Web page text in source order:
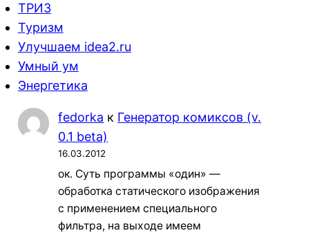
ТРИЗ
Туризм
Улучшаем idea2.ru
Умный ум
Энергетика
fedorka к Генератор комиксов (v.
0.1 beta)
16.03.2012
ок. Суть программы «один» —
обработка статического изображения
с применением специального
фильтра, на выходе имеем